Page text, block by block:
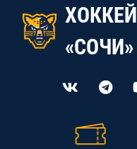
«СОЧИ»